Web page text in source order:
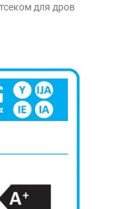
для дров